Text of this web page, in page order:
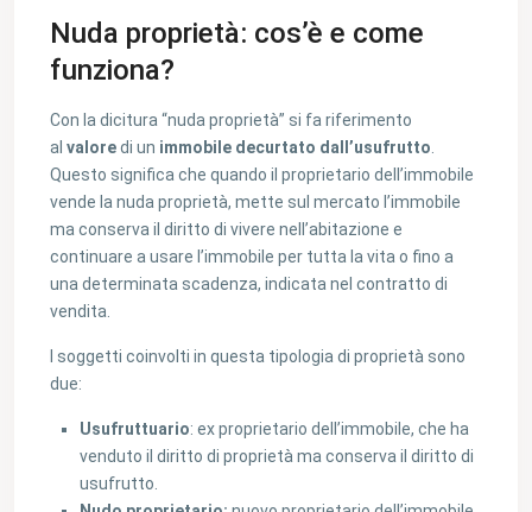
Nuda proprietà: cos’è e come
funziona?
Con la dicitura “nuda proprietà” si fa riferimento
al valoredi un immobile decurtato dall’usufrutto
Questo significa che quando il proprietario dell’immobile
vende la nuda proprietà, mette sul mercato l’immobile
ma conserva il diritto di vivere nell’abitazione e
continuare a usare l’immobile per tutta la vita o fino a
una determinata scadenza, indicata nel contratto di
vendita.
I soggetti coinvolti in questa tipologia di proprietà sono
due:
Usufruttuario: ex proprietario dell’immobile, che ha
venduto il diritto di proprietà ma conserva il diritto di
usufrutto.